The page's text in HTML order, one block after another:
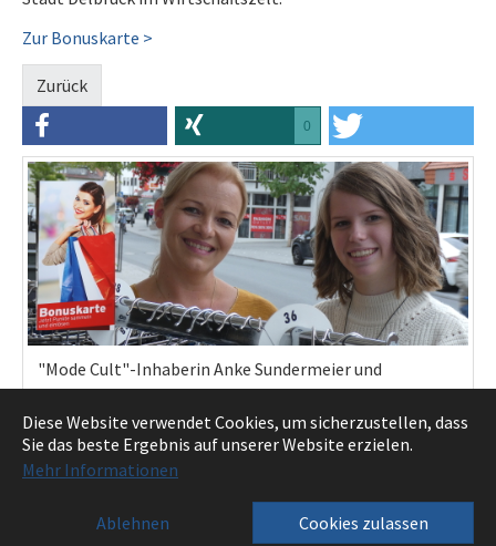
Diese Website verwendet Cookies, um sicherzustellen, dass
Sie das beste Ergebnis auf unserer Website erzielen.
Mehr Informationen
Ablehnen Cookies zulassen
Zur Bonuskarte >
Zurück
0
"Mode Cult"-Inhaberin Anke Sundermeier und
Mitarbeiterin Julia Biermeyer (rechts) sowie die
gesamte Delbrücker Kaufmannschaft laden zum
verkaufsoffenen Sonntag des Katharinenmarktes ein.
Foto: Adalbert Höber